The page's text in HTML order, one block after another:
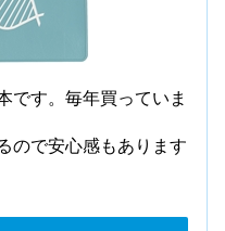
です。毎年買っていま
ので安心感もあります